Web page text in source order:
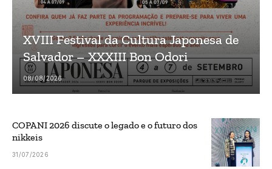
XVIII Festival da Cultura Japonesa de
Salvador – XXXIII Bon Odori
08/08/2026
COPANI 2026 discute o legado e o futuro dos
nikkeis
31/07/2026